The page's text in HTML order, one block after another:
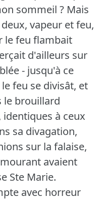
sommeil ? Mais
vapeur et feu,
le feu flambait
d'ailleurs sur
- jusqu'à ce
feu se divisât, et
le brouillard
à ceux
sa divagation,
sur la falaise,
avaient
Ste Marie.
avec horreur